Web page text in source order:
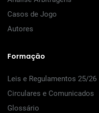
Casos de Jogo
Autores
Formação
Leis e Regulamentos 25/26
Circulares e Comunicados
Glossário